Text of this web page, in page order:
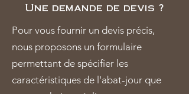
Une demande de devis ?
Pour vous fournir un devis précis,
nous proposons un formulaire
permettant de spécifier les
caractéristiques de l'abat-jour que